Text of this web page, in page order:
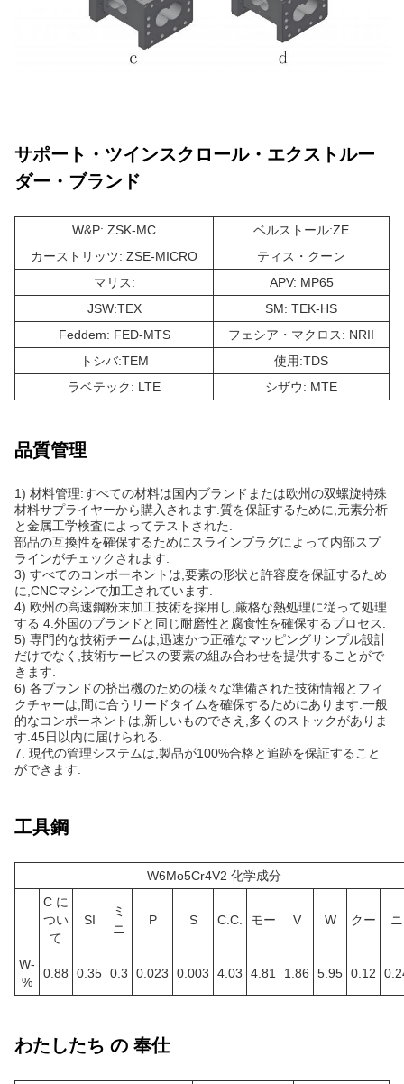
サポート・ツインスクロール・エクストルー
ダー・ブランド
W&P: ZSK-MC
ベルストール:ZE
カーストリッツ: ZSE-MICRO
ティス・クーン
マリス:
APV: MP65
JSW:TEX
SM: TEK-HS
Feddem: FED-MTS
フェシア・マクロス: NRII
トシバ:TEM
使用:TDS
ラベテック: LTE
シザウ: MTE
品質管理
1) 材料管理:すべての材料は国内ブランドまたは欧州の双螺旋特殊
材料サプライヤーから購入されます.質を保証するために,元素分析
と金属工学検査によってテストされた.
部品の互換性を確保するためにスラインプラグによって内部スプ
ラインがチェックされます.
3) すべてのコンポーネントは,要素の形状と許容度を保証するため
に,CNCマシンで加工されています.
4) 欧州の高速鋼粉末加工技術を採用し,厳格な熱処理に従って処理
する 4.外国のブランドと同じ耐磨性と腐食性を確保するプロセス.
5) 専門的な技術チームは,迅速かつ正確なマッピングサンプル設計
だけでなく,技術サービスの要素の組み合わせを提供することがで
きます.
6) 各ブランドの挤出機のための様々な準備された技術情報とフィ
クチャーは,間に合うリードタイムを確保するためにあります.一般
的なコンポーネントは,新しいものでさえ,多くのストックがありま
す.45日以内に届けられる.
7. 現代の管理システムは,製品が100%合格と追跡を保証すること
ができます.
工具鋼
W6Mo5Cr4V2 化学成分
C に
つい
て
SI
ミ
ニ
P S C.C. モー V W クー ニ
W-
%
0.88 0.35 0.3 0.023 0.003 4.03 4.81 1.86 5.95 0.12
わたしたち の 奉仕